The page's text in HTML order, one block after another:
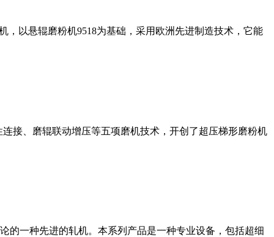
以悬辊磨粉机9518为基础，采用欧洲先进制造技术，它能
接、磨辊联动增压等五项磨机技术，开创了超压梯形磨粉机
的一种先进的轧机。本系列产品是一种专业设备，包括超细